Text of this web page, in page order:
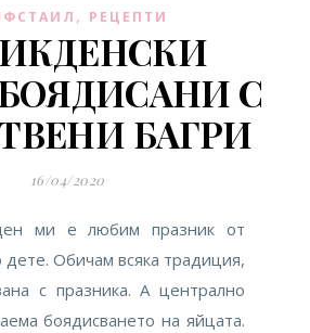
, РЕЦЕПТИ
С
БАГРИ
16/04/2020
ми е любим празник от
дете. Обичам всяка традиция,
с празника. А централно
боядисването на яйцата.